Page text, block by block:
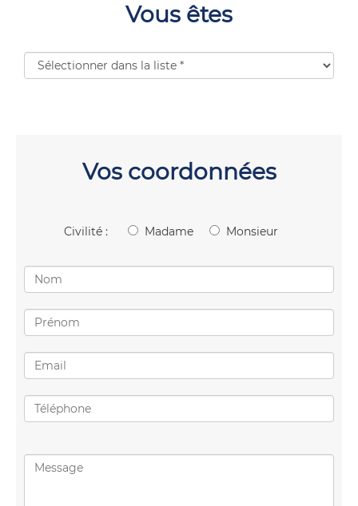
Vous êtes
Vos coordonnées
Civilité : Madame Monsieur